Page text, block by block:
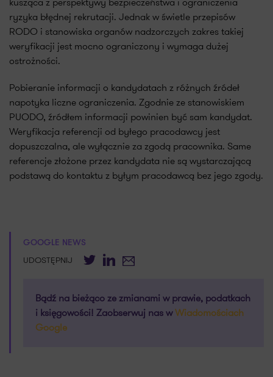
ryzyka błędnej rekrutacji. Jednak w świetle przepisów
RODO i stanowiska organów nadzorczych zakres takiej
weryfikacji jest mocno ograniczony i wymaga dużej
ostrożności.
Pobieranie informacji o kandydatach z różnych źródeł
napotyka liczne ograniczenia. Zgodnie ze stanowiskiem
PUODO, źródłem informacji powinien być sam kandydat.
Weryfikacja referencji od byłego pracodawcy jest
dopuszczalna, ale wyłącznie za zgodą pracownika. Same
referencje złożone przez kandydata nie są wystarczającą
podstawą do kontaktu z byłym pracodawcą bez jego zgody.
GOOGLE NEWS
UDOSTĘPNIJ TwitterLinkedIn
E-mail
Bądź na bieżąco ze zmianami w prawie, podatkach
i księgowości! Zaobserwuj nas wWiadomościach
Google